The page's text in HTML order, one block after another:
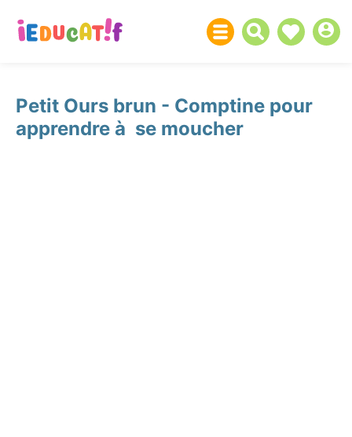
Petit Ours brun - Comptine pour
apprendre à se moucher